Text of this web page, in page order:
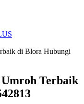
di Blora Hubungi
Terbaik